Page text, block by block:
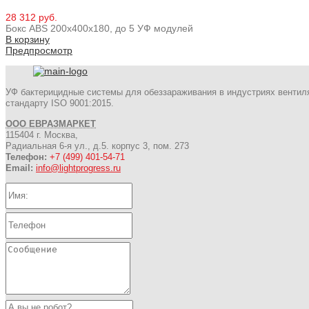
28 312 руб.
Бокс ABS 200х400х180, до 5 УФ модулей
В корзину
Предпросмотр
УФ бактерицидные системы для обеззараживания в индустриях
стандарту ISO 9001:2015.
ООО ЕВРАЗМАРКЕТ
115404 г. Москва,
Радиальная 6-я ул., д.5. корпус 3, пом. 273
Телефон: +7 (499) 401-54-71
Email: info@lightprogress.ru